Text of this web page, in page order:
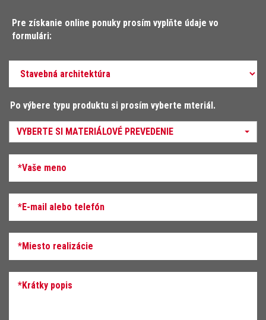
Pre získanie online ponuky prosím vyplňte údaje vo
formulári:
Po výbere typu produktu si prosím vyberte mteriál.
VYBERTE SI MATERIÁLOVÉ PREVEDENIE